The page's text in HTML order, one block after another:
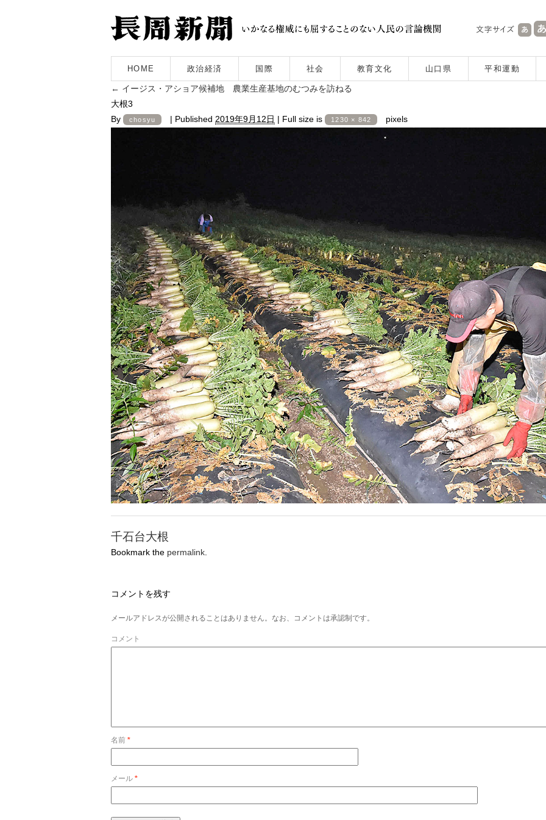
HOME 政治経済 国際 社会 教育文化 山口県 平和運動
← イージス・アショア候補地 農業生産基地のむつみを訪ねる
大根3
By
chosyu | Published 2019年9月12日 | Full size is 1230 × 842 pixels
千石台大根
Bookmark the permalink
コメントを残す
メールアドレスが公開されることはありません。なお、コメントは承認制です。
コメント
名前 *
メール *